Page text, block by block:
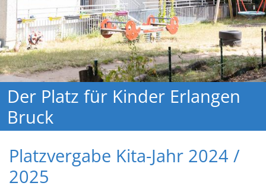
Der Platz für Kinder Erlangen
Bruck
Platzvergabe Kita-Jahr 2024 /
2025